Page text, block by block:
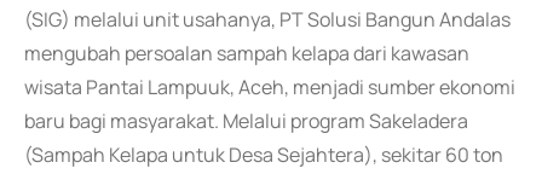
(SIG) melalui unit usahanya, PT Solusi Bangun Andalas
mengubah persoalan sampah kelapa dari kawasan
wisata Pantai Lampuuk, Aceh, menjadi sumber ekonomi
baru bagi masyarakat. Melalui program Sakeladera
(Sampah Kelapa untuk Desa Sejahtera), sekitar 60 ton